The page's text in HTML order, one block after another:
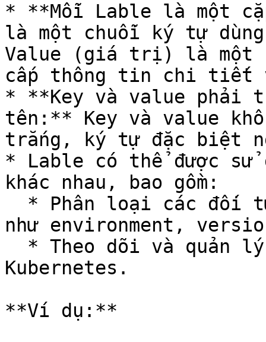
* **Mỗi Lable là một
là một chuỗi ký tự
Value (giá trị) là một
cấp thông tin chi tiết
* **Key và value phải
tên:** Key và value
trắng, ký tự đặc biệt
* Lable có thể được sử
khác nhau, bao gồm:
như environment,
Kubernetes.
**Ví dụ:**